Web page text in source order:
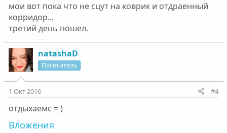
мои вот пока что не сцут на коврик и отдраенный
корридор...
третий день пошел.
natashaD
Посетитель
1 Окт 2016 #4
отдыхаемс = )
Вложения